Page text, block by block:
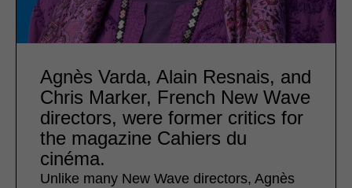
Agnès Varda, Alain Resnais, and
Chris Marker, French New Wave
directors, were former critics for
the magazine Cahiers du
cinéma.
Unlike many New Wave directors, Agnès